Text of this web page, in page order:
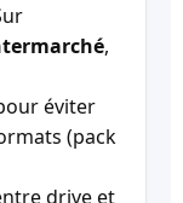
,
éviter
(pack
drive et